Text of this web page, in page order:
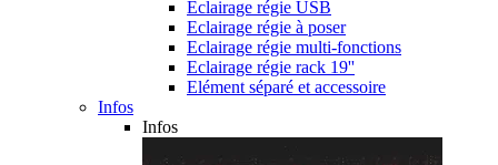
Eclairage régie USB
Eclairage régie à poser
Eclairage régie multi-fonctions
Eclairage régie rack 19''
Elément séparé et accessoire
Infos
Infos